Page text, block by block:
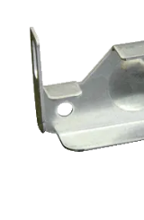
Sikringsmateriell
Kabler